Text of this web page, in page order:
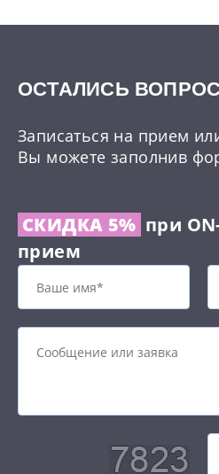
ОCТАЛИСЬ
Записаться на прием
Вы можете заполнив
СКИДКА 5% при
прием